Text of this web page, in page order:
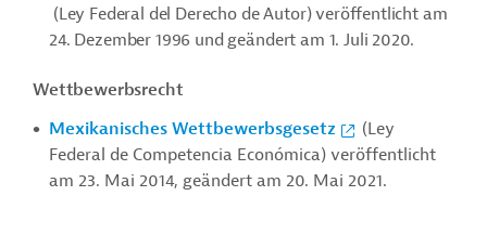
(Ley Federal del Derecho de Autor) veröffentlicht am
24. Dezember 1996 und geändert am 1. Juli 2020.
Wettbewerbsrecht
Mexikanisches Wettbewerbsgesetz
(Ley
Federal de Competencia Económica) veröffentlicht
am 23. Mai 2014, geändert am 20. Mai 2021.